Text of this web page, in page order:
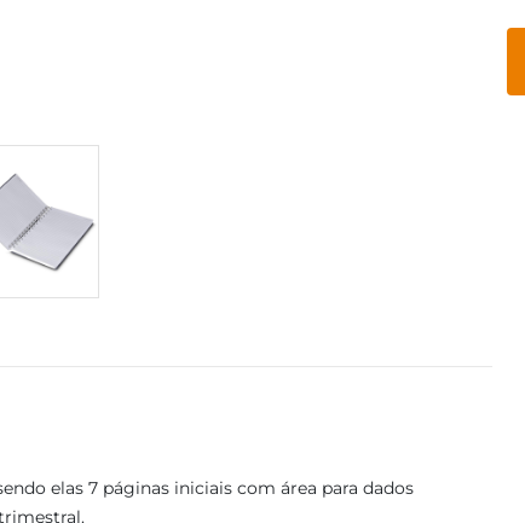
elas 7 páginas iniciais com área para dados